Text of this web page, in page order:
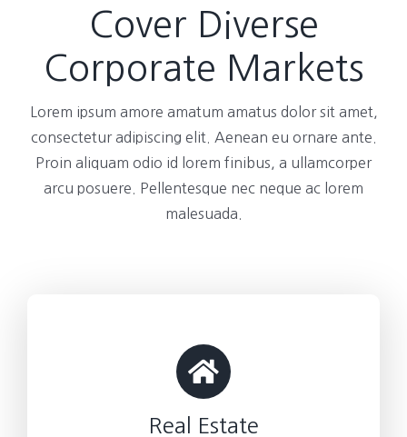
Cover Diverse
Corporate Markets
Lorem ipsum amore amatum amatus dolor sit amet,
consectetur adipiscing elit. Aenean eu ornare ante.
Proin aliquam odio id lorem finibus, a ullamcorper
arcu posuere. Pellentesque nec neque ac lorem
malesuada.
Real Estate